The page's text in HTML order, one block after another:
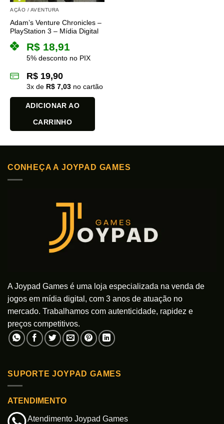
AÇÃO / AVENTURA
Adam’s Venture Chronicles –
PlayStation 3 – Mídia Digital
R$ 18,91
5% desconto no PIX
R$ 19,90
3x de R$ 7,03 no cartão
ADICIONAR AO
CARRINHO
CONHEÇA A JOYPAD GAMES
A Joypad Games é uma loja especializada na venda de
jogos em mídia digital, com 3 anos de atuação no
mercado. Trabalhamos com autenticidade, rapidez e
preços competitivos.
SUPORTE JOYPAD GAMES
ATENDIMENTO
Atendimento Joypad Games